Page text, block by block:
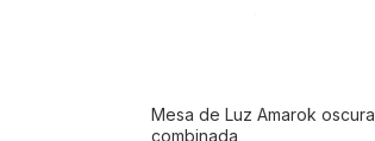
Mesa de Luz Amarok oscura
combinada